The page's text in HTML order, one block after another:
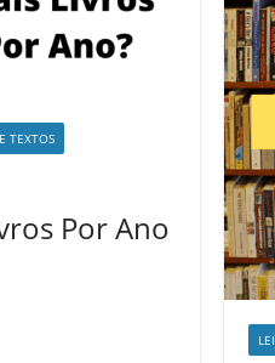
TEXTOS
Por Ano